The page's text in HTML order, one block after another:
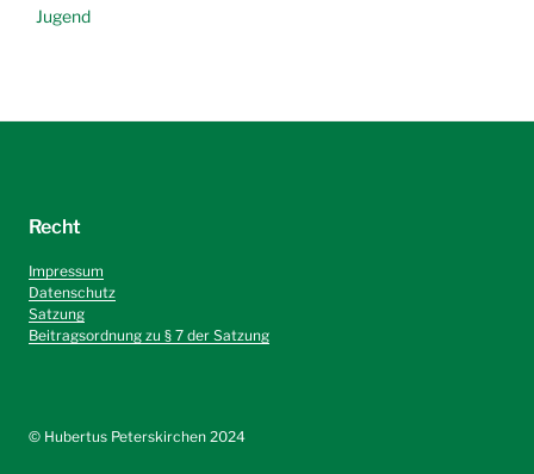
Jugend
Recht
Impressum
Datenschutz
Satzung
Beitragsordnung zu § 7 der Satzung
©️ Hubertus Peterskirchen 2024